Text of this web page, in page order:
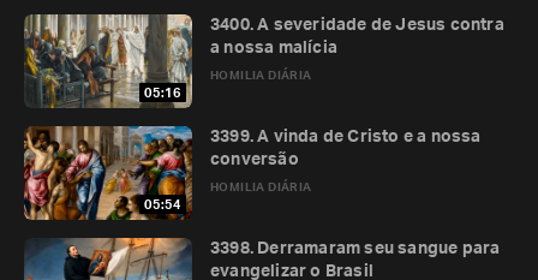
05:16
HOMILIA DIÁRIA
3400. A severidade de Jesus contra
a nossa malícia
05:54
HOMILIA DIÁRIA
3399. A vinda de Cristo e a nossa
conversão
3398. Derramaram seu sangue para
evangelizar o Brasil